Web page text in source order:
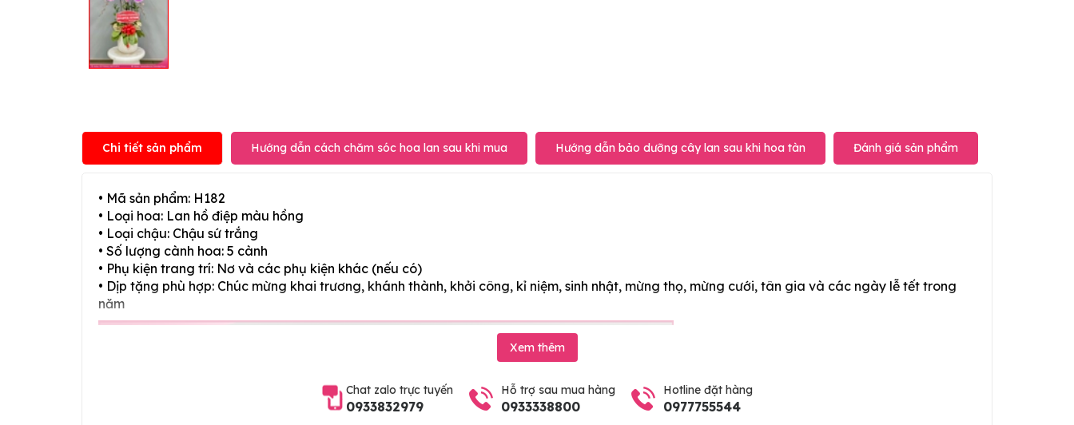
Chi tiết sản phẩm Hướng dẫn cách chăm sóc hoa lan sau khi mua Hướng dẫn bảo dưỡng cây lan sau khi hoa tàn Đánh giá sản phẩm
• Mã sản phẩm: H182
• Loại hoa: Lan hồ điệp màu hồng
• Loại chậu: Chậu sứ trắng
• Số lượng cành hoa: 5 cành
• Phụ kiện trang trí: Nơ và các phụ kiện khác (nếu có)
• Dịp tặng phù hợp: Chúc mừng khai trương, khánh thành, khởi công, kỉ niệm, sinh nhật, mừng thọ, mừng cưới, tân gia và các ngày lễ tết trong
năm
Xem thêm
Chat zalo trực tuyến
0933832979
Hỗ trợ sau mua hàng
0933338800
Hotline đặt hàng
0977755544